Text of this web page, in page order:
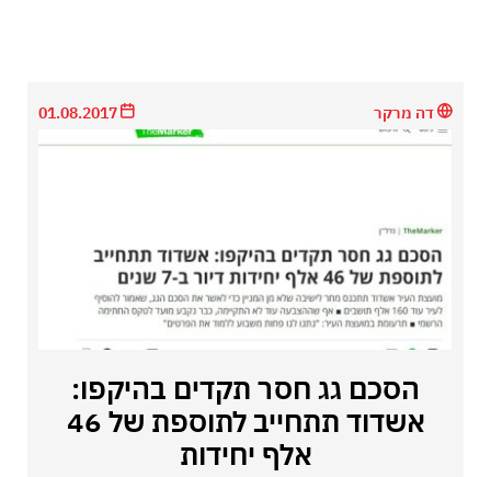
דה מרקר
הסכם גג חסר תקדים בהיקפו:
אשדוד תתחייב לתוספת של 46
אלף יחידות